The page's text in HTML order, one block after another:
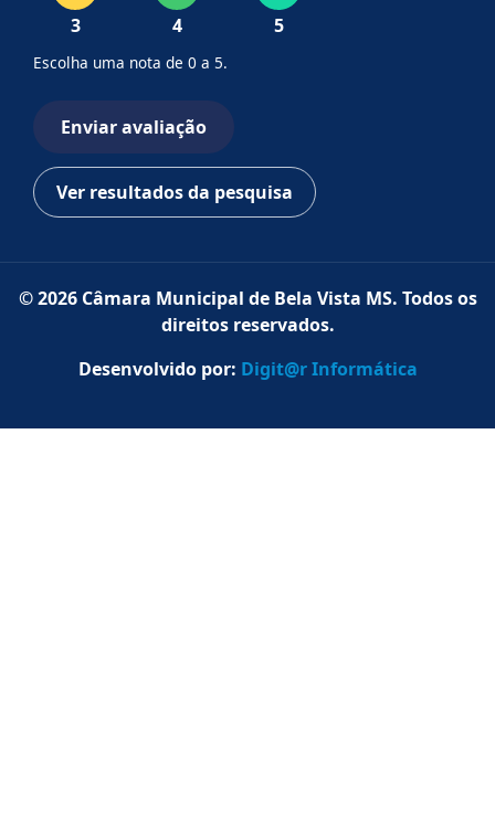
3 4 5
Escolha uma nota de 0 a 5.
Enviar avaliação
Ver resultados da pesquisa
© 2026 Câmara Municipal de Bela Vista MS. Todos os
direitos reservados.
Desenvolvido por: Digit@r Informática